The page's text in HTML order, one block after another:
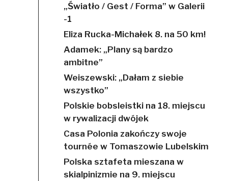
„Światło / Gest / Forma” w Galerii
-1
Eliza Rucka-Michałek 8. na 50 km!
Adamek: „Plany są bardzo
ambitne”
Weiszewski: „Dałam z siebie
wszystko”
Polskie bobsleistki na 18. miejscu
w rywalizacji dwójek
Casa Polonia zakończy swoje
tournée w Tomaszowie Lubelskim
Polska sztafeta mieszana w
skialpinizmie na 9. miejscu